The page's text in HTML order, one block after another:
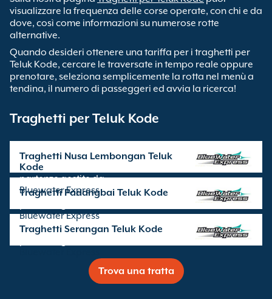
visualizzare la frequenza delle corse operate, con chi e da
dove, così come informazioni su numerose rotte
alternative.
Quando desideri ottenere una tariffa per i traghetti per
Teluk Kode, cercare le traversate in tempo reale oppure
prenotare, seleziona semplicemente la rotta nel menù a
tendina, il numero di passeggeri ed avvia la ricerca!
Traghetti per Teluk Kode
Traghetti Nusa Lembongan Teluk
Kode
partenze gestite da
Bluewater Express
Traghetti Padangbai Teluk Kode
Bluewater Express
Traghetti Serangan Teluk Kode
Trova una tratta